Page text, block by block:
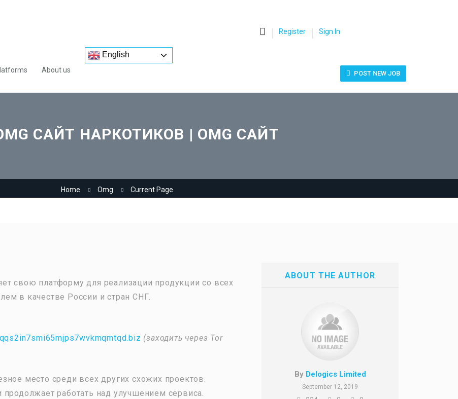
About us
English
Register Sign In
POST NEW JOB
САЙТ НАРКОТИКОВ | OMG САЙТ
Home Omg Current Page
свою платформу для реализации продукции со всех
в качестве России и стран СНГ.
(заходить через Tor
место среди всех других схожих проектов.
работать над улучшением сервиса.
ABOUT THE AUTHOR
By Delogics Limited
September 12, 2019